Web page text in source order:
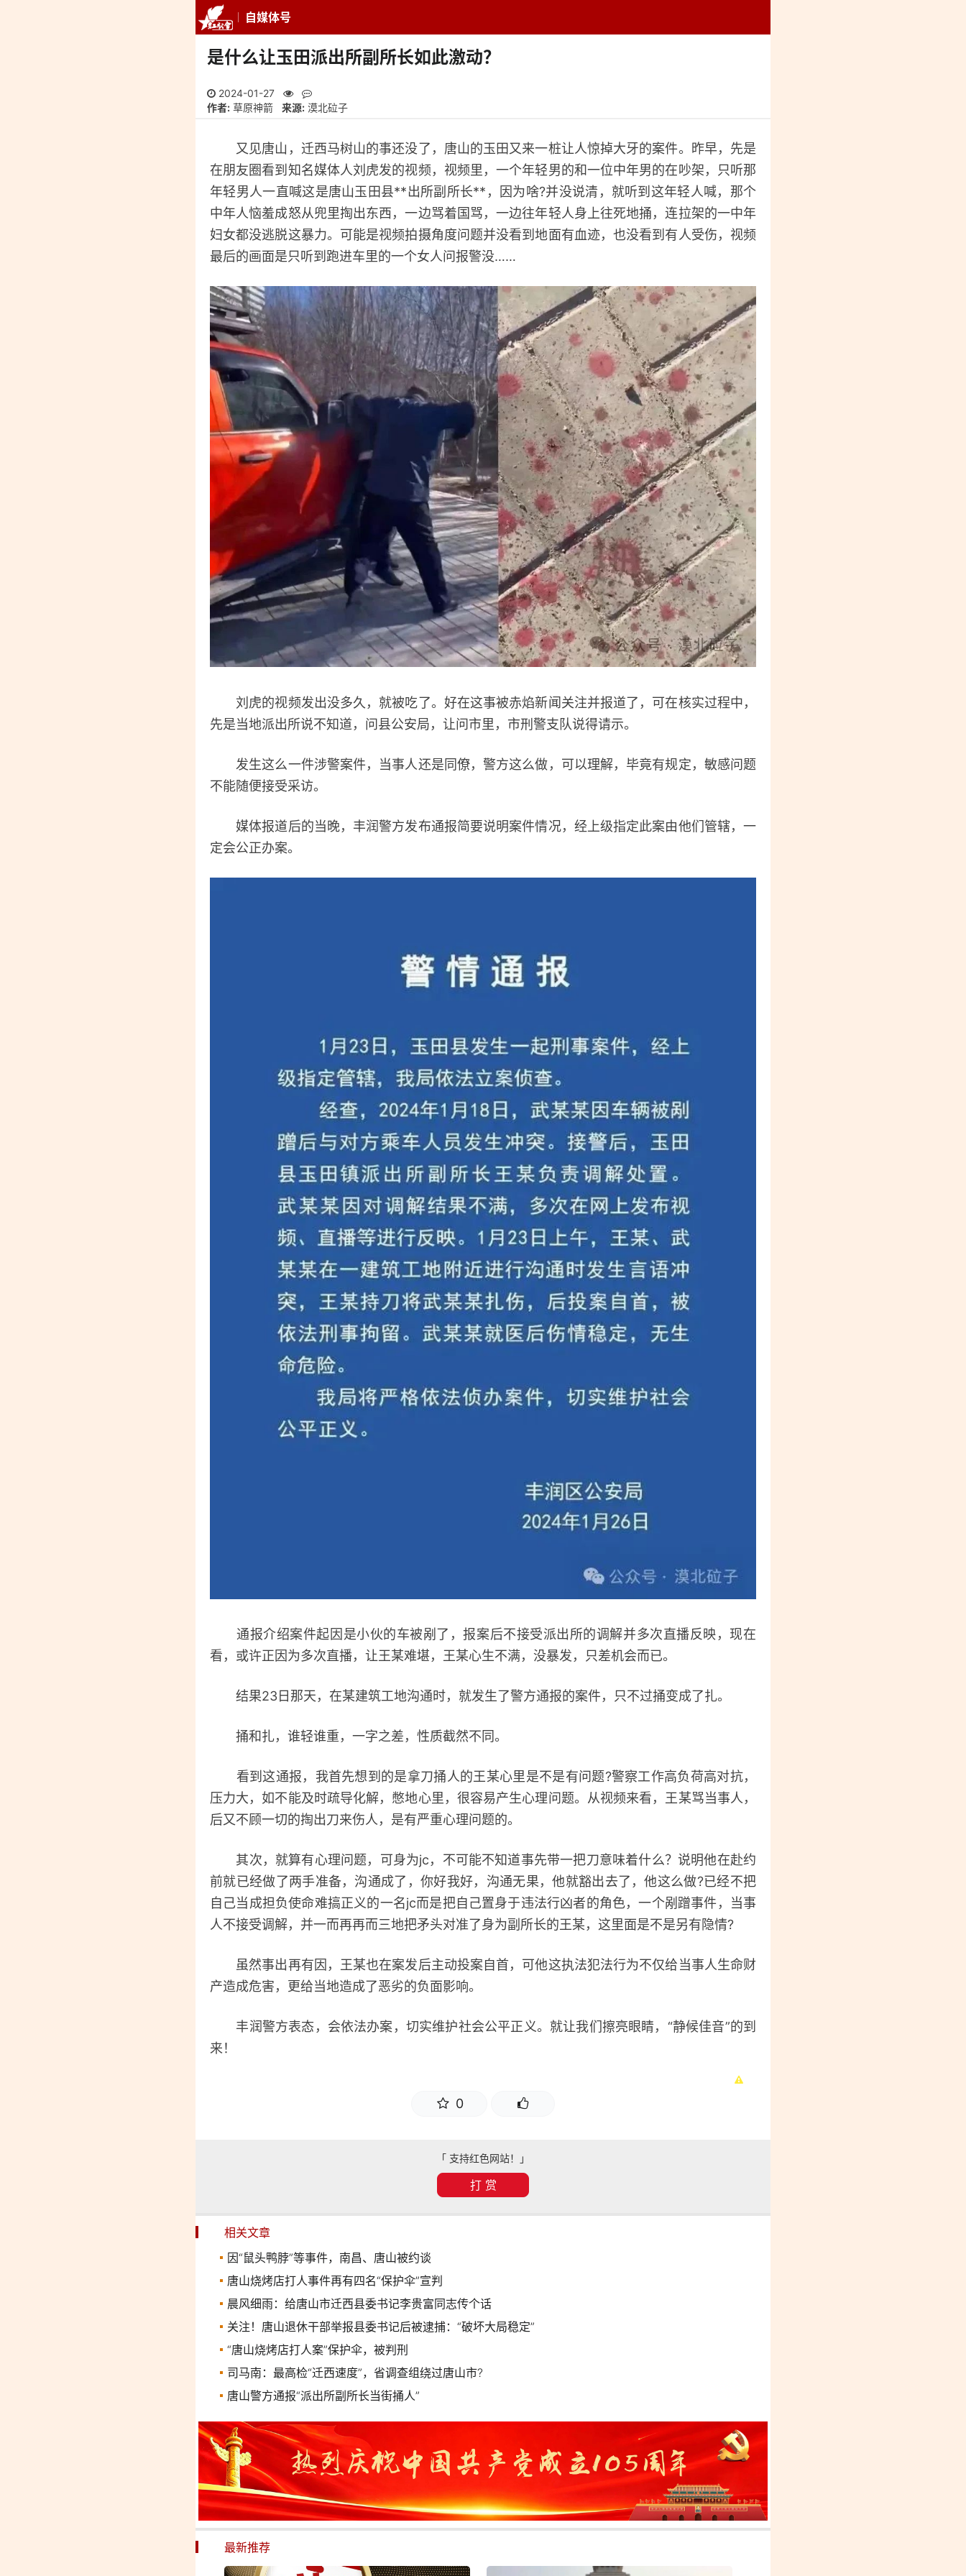
自媒体号
推荐 最新 专题中心 学者专栏 排行榜
是什么让玉田派出所副所长如此激动？
2024-01-27
作者: 草原神箭 来源: 漠北砬子
又见唐山，迁西马树山的事还没了，唐山的玉田又来一桩让人惊掉大牙的案件。昨早，先是
在朋友圈看到知名媒体人刘虎发的视频，视频里，一个年轻男的和一位中年男的在吵架，只听那
年轻男人一直喊这是唐山玉田县**出所副所长**，因为啥?并没说清，就听到这年轻人喊，那个
中年人恼羞成怒从兜里掏出东西，一边骂着国骂，一边往年轻人身上往死地捅，连拉架的一中年
妇女都没逃脱这暴力。可能是视频拍摄角度问题并没看到地面有血迹，也没看到有人受伤，视频
最后的画面是只听到跑进车里的一个女人问报警没……
刘虎的视频发出没多久，就被吃了。好在这事被赤焰新闻关注并报道了，可在核实过程中，
先是当地派出所说不知道，问县公安局，让问市里，市刑警支队说得请示。
发生这么一件涉警案件，当事人还是同僚，警方这么做，可以理解，毕竟有规定，敏感问题
不能随便接受采访。
媒体报道后的当晚，丰润警方发布通报简要说明案件情况，经上级指定此案由他们管辖，一
定会公正办案。
通报介绍案件起因是小伙的车被剐了，报案后不接受派出所的调解并多次直播反映，现在
看，或许正因为多次直播，让王某难堪，王某心生不满，没暴发，只差机会而已。
结果23日那天，在某建筑工地沟通时，就发生了警方通报的案件，只不过捅变成了扎。
捅和扎，谁轻谁重，一字之差，性质截然不同。
看到这通报，我首先想到的是拿刀捅人的王某心里是不是有问题?警察工作高负荷高对抗，
压力大，如不能及时疏导化解，憋地心里，很容易产生心理问题。从视频来看，王某骂当事人，
后又不顾一切的掏出刀来伤人，是有严重心理问题的。
其次，就算有心理问题，可身为jc，不可能不知道事先带一把刀意味着什么？说明他在赴约
前就已经做了两手准备，沟通成了，你好我好，沟通无果，他就豁出去了，他这么做?已经不把
自己当成担负使命难搞正义的一名jc而是把自己置身于违法行凶者的角色，一个剐蹭事件，当事
人不接受调解，并一而再再而三地把矛头对准了身为副所长的王某，这里面是不是另有隐情?
虽然事出再有因，王某也在案发后主动投案自首，可他这执法犯法行为不仅给当事人生命财
产造成危害，更给当地造成了恶劣的负面影响。
丰润警方表态，会依法办案，切实维护社会公平正义。就让我们擦亮眼睛，“静候佳音”的到
来！
0
「 支持红色网站！」
打 赏
相关文章
因“鼠头鸭脖”等事件，南昌、唐山被约谈
唐山烧烤店打人事件再有四名“保护伞”宣判
晨风细雨：给唐山市迁西县委书记李贵富同志传个话
关注！唐山退休干部举报县委书记后被逮捕：“破坏大局稳定”
“唐山烧烤店打人案”保护伞，被判刑
司马南：最高检“迁西速度”，省调查组绕过唐山市?
唐山警方通报“派出所副所长当街捅人”
最新推荐